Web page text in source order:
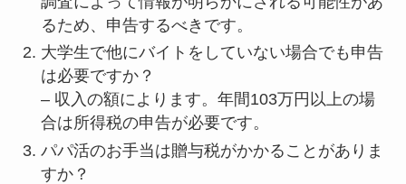
るため、申告するべきです。
大学生で他にバイトをしていない場合でも申告
は必要ですか？
– 収入の額によります。年間103万円以上の場
合は所得税の申告が必要です。
パパ活のお手当は贈与税がかかることがありま
すか？